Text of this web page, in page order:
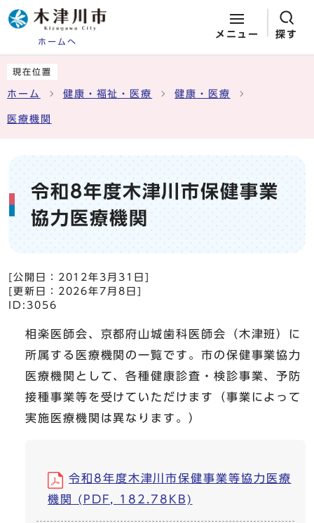
ホームへ
メニュー 探す
現在位置
ホーム 健康・福祉・医療 健康・医療
医療機関
令和8年度木津川市保健事業
協力医療機関
[公開日： 2012年3月31日
[更新日： 2026年7月8日
ID:3056
相楽医師会、京都府山城歯科医師会（木津班）に
所属する医療機関の一覧です。市の保健事業協力
医療機関として、各種健康診査・検診事業、予防
接種事業等を受けていただけます（事業によって
実施医療機関は異なります。）
令和8年度木津川市保健事業等協力医療
機関 (PDF, 182.78KB)